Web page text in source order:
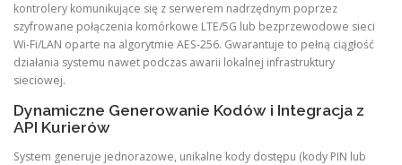
kontrolery komunikujące się z serwerem nadrzędnym poprzez
szyfrowane połączenia komórkowe LTE/5G lub bezprzewodowe sieci
Wi-Fi/LAN oparte na algorytmie AES-256. Gwarantuje to pełną ciągłość
działania systemu nawet podczas awarii lokalnej infrastruktury
sieciowej.
Dynamiczne Generowanie Kodów i Integracja z
API Kurierów
System generuje jednorazowe, unikalne kody dostępu (kody PIN lub